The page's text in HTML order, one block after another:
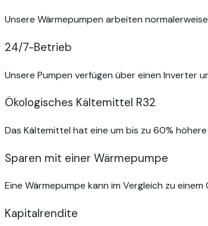
Unsere Wärmepumpen arbeiten
24/7-Betrieb
Unsere Pumpen verfügen über einen Inverter
Ökologisches Kältemittel R32
Das Kältemittel hat eine um bis zu 60%
Sparen mit einer Wärmepumpe
Eine Wärmepumpe kann im Vergleich zu
Kapitalrendite